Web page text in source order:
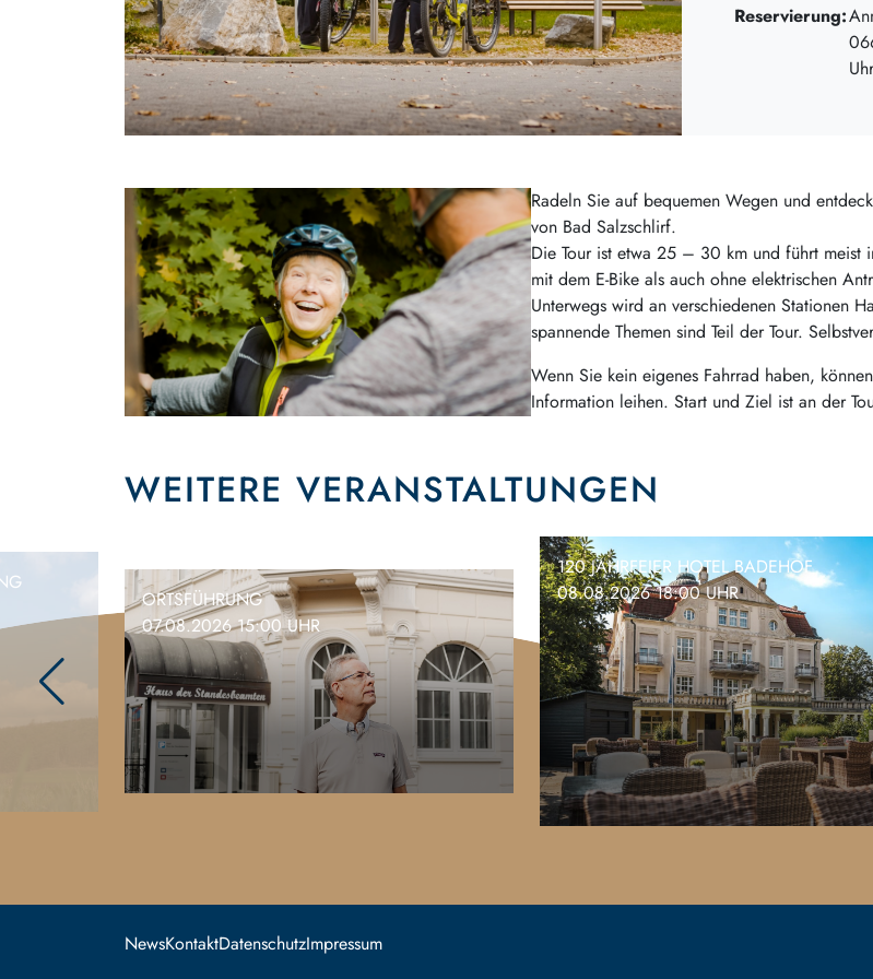
Reservierung:
Radeln Sie auf bequemen Wegen und
von Bad Salzschlirf.
Die Tour ist etwa 25 – 30 km und führt meist
mit dem E-Bike als auch ohne elektrischen
Unterwegs wird an verschiedenen Stationen
spannende Themen sind Teil der Tour.
Wenn Sie kein eigenes Fahrrad haben,
Information leihen. Start und Ziel ist an der
WEITERE VERANSTALTUNGEN
ORTSFÜHRUNG
07.08.2026 15:00 UHR
120 JAHRFEIER HOTEL BADEHOF
08.08.2026 18:00 UHR
NewsKontaktDatenschutzImpressum